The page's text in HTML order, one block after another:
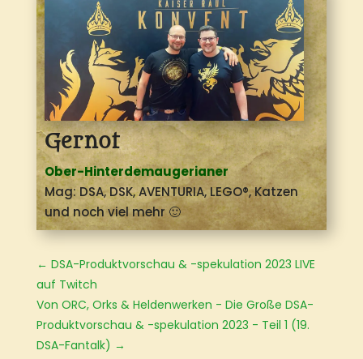
Gernot
Ober-Hinterdemaugerianer
Mag: DSA, DSK, AVENTURIA, LEGO®, Katzen
und noch viel mehr 🙂
← DSA-Produktvorschau & -spekulation 2023 LIVE
auf Twitch
Von ORC, Orks & Heldenwerken - Die Große DSA-
Produktvorschau & -spekulation 2023 - Teil 1 (19.
DSA-Fantalk) →